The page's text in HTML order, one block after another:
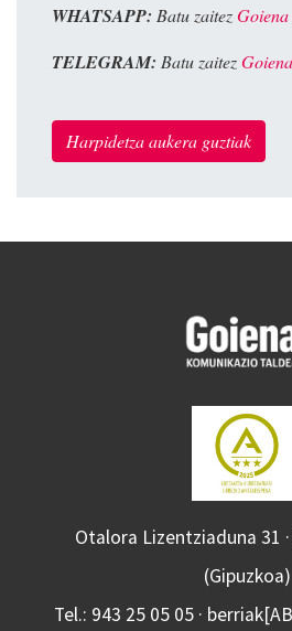
WHATSAPP: Batu zaitezGoiena
TELEGRAM: Batu zaitez
Harpidetza aukera guztiak
Otalora Lizentziaduna 31
(Gipuzkoa)
Tel.: 943 25 05 05 ·